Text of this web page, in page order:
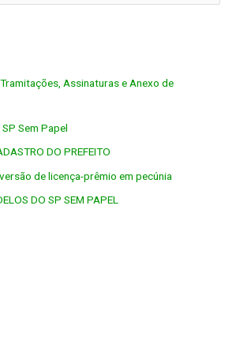
Assinaturas e Anexo de
Sem Papel
DO PREFEITO
de licença-prêmio em pecúnia
DO SP SEM PAPEL